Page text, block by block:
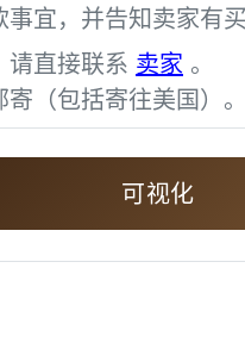
宜，并告知卖家有买
请直接联系 卖家 。
（包括寄往美国）。
可视化